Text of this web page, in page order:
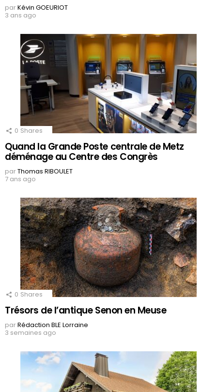
parKévin GOEURIOT
3 ans ago
0 Shares
Quand la Grande Poste centrale de Metz
déménage au Centre des Congrès
parThomas RIBOULET
7 ans ago
0 Shares
Trésors de l’antique Senon en Meuse
parRédaction BLE Lorraine
3 semaines ago